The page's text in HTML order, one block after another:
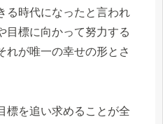
る時代になったと言われ
目標に向かって努力する
れが唯一の幸せの形とさ
標を追い求めることが全